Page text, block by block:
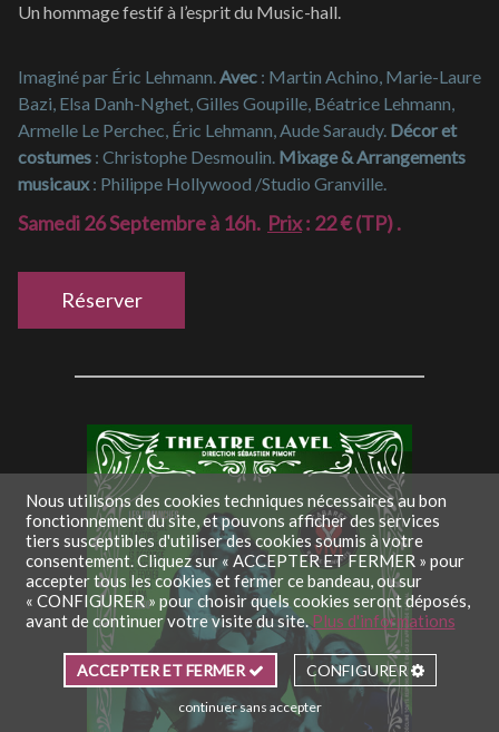
Un hommage festif à l’esprit du Music-hall.
Imaginé par Éric Lehmann.Avec : Martin Achino, Marie-Laure
Bazi, Elsa Danh-Nghet, Gilles Goupille, Béatrice Lehmann,
Armelle Le Perchec, Éric Lehmann, Aude Saraudy. Décor et
costumes : Christophe Desmoulin. Mixage & Arrangements
musicaux: Philippe Hollywood /Studio Granville.
Samedi 26 Septembre à 16h. Prix: 22 € (TP) .
Réserver
Nous utilisons des cookies techniques nécessaires au bon
fonctionnement du site, et pouvons afficher des services
tiers susceptibles d'utiliser des cookies soumis à votre
consentement. Cliquez sur « ACCEPTER ET FERMER » pour
accepter tous les cookies et fermer ce bandeau, ou sur
« CONFIGURER » pour choisir quels cookies seront déposés,
avant de continuer votre visite du site.Plus d'informations
ACCEPTER ET FERMER CONFIGURER
continuer sans accepter